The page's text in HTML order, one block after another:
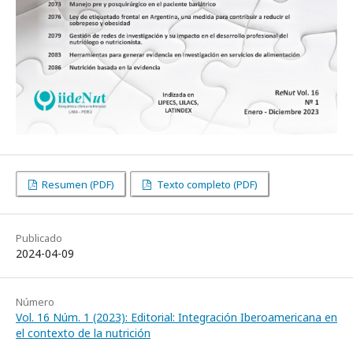
Resumen (PDF) Texto completo (PDF)
Publicado
2024-04-09
Número
Vol. 16 Núm. 1 (2023): Editorial: Integración Iberoamericana en
el contexto de la nutrición